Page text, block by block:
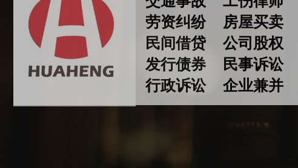
劳资纠纷
房屋买卖
民间借贷 公司股权
发行债券
民事诉
行政诉讼 企业兼并